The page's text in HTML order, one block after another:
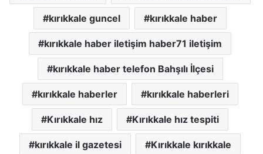
kırıkkale guncel kırıkkale haber
kırıkkale haber iletişim haber71 iletişim
kırıkkale haber telefon Bahşılı İlçesi
kırıkkale haberler kırıkkale haberleri
Kırıkkale hız Kırıkkale hız tespiti
kırıkkale il gazetesi Kırıkkale kırıkkale